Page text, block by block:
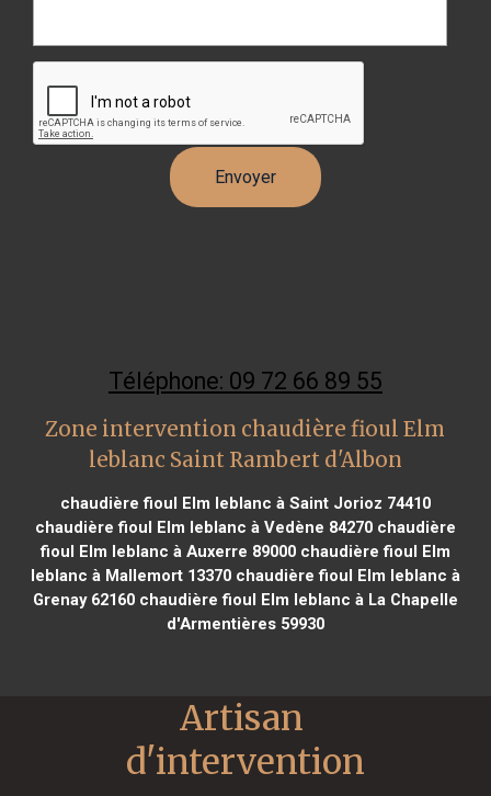
Téléphone: 09 72 66 89 55
Zone intervention chaudière fioul Elm
leblanc Saint Rambert d'Albon
chaudière fioul Elm leblanc à Saint Jorioz 74410
chaudière fioul Elm leblanc à Vedène 84270chaudière
fioul Elm leblanc à Auxerre 89000chaudière fioul Elm
leblanc à Mallemort 13370chaudière fioul Elm leblanc à
Grenay 62160chaudière fioul Elm leblanc à La Chapelle
d'Armentières 59930
Artisan
d'intervention